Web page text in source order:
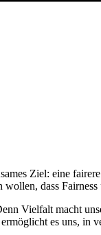
Ziel: eine
dass
Vielfalt macht
es uns, in